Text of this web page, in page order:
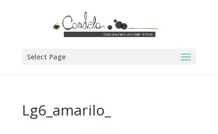
Select Page
Lg6_amarilo_